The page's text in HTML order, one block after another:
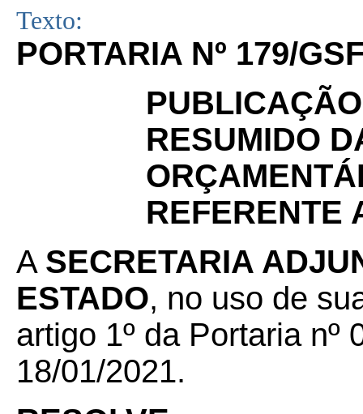
Texto:
PORTARIA Nº 179/
RESUMIDO
REFERENTE
A SECRETARIA
ESTADO, no uso de
artigo 1º da Portaria nº
18/01/2021.